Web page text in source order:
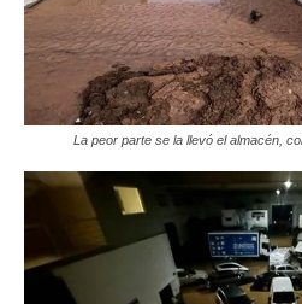
La peor parte se la llevó el almacén,